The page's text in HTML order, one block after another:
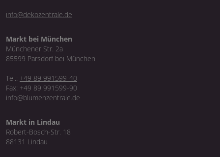
info@dekozentrale.de
Markt bei München
Münchener Str. 2a
85599 Parsdorf bei München
Tel.: +49 89 991599-40
Fax: +49 89 991599-90
info@blumenzentrale.de
Markt in Lindau
Robert-Bosch-Str. 18
88131 Lindau